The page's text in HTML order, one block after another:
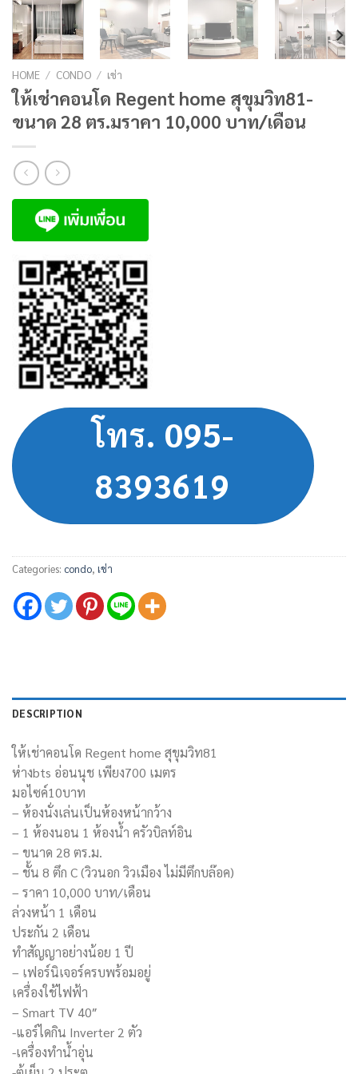
HOME / CONDO / เช่า
ให้เช่าคอนโด Regent home สุขุมวิท81-
ขนาด 28 ตร.มราคา 10,000 บาท/เดือน
โทร. 095-
8393619
Categories: condo, เช่า
DESCRIPTION
ให้เช่าคอนโด Regent home สุขุมวิท81
ห่างbts อ่อนนุช เพียง700 เมตร
มอไซค์10บาท
– ห้องนั่งเล่นเป็นห้องหน้ากว้าง
– 1 ห้องนอน 1 ห้องน้ำ ครัวบิลท์อิน
– ขนาด 28 ตร.ม.
– ชั้น 8 ตึก C (วิวนอก วิวเมือง ไม่มีตึกบล๊อค)
– ราคา 10,000 บาท/เดือน
ล่วงหน้า 1 เดือน
ประกัน 2 เดือน
ทำสัญญาอย่างน้อย 1 ปี
– เฟอร์นิเจอร์ครบพร้อมอยู่
เครื่องใช้ไฟฟ้า
– Smart TV 40″
-แอร์ไดกิน Inverter 2 ตัว
-เครื่องทำน้ำอุ่น